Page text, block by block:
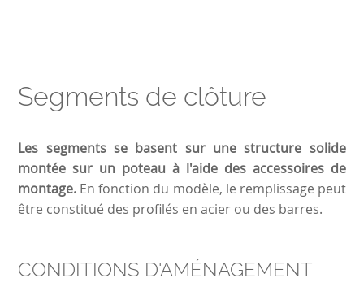
Segments de clôture
Les segments se basent sur une structure solide
montée sur un poteau à l'aide des accessoires de
montage. En fonction du modèle, le remplissage peut
être constitué des profilés en acier ou des barres.
CONDITIONS D'AMÉNAGEMENT